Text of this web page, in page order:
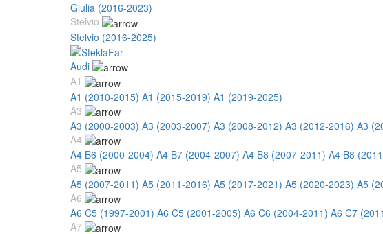
Giulia (2016-2023)
Stelvio
Stelvio (2016-2025)
Audi
A1
A1 (2010-2015) A1 (2015-2019) A1 (2019-2025)
A3
A3 (2000-2003) A3 (2003-2007) A3 (2008-2012) A3 (2012-2016) A3
A4
A4 B6 (2000-2004) A4 B7 (2004-2007) A4 B8 (2007-2011) A4 B8
A5
A5 (2007-2011) A5 (2011-2016) A5 (2017-2021) A5 (2020-2023) A5
A6
A6 C5 (1997-2001) A6 C5 (2001-2005) A6 C6 (2004-2011) A6 C7
A7